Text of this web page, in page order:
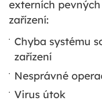
externích
zařízení:
Chyba systému
zařízení
Nesprávné
Virus útok